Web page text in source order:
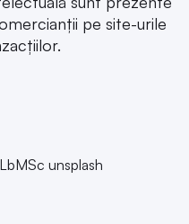
pe site-urile